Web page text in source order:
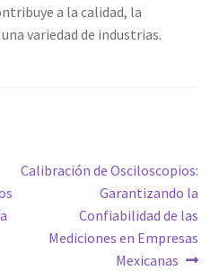
a la calidad, la
variedad de industrias.
Siguiente
Calibración de Osciloscopios:
Garantizando la
Confiabilidad de las
Mediciones en Empresas
Mexicanas